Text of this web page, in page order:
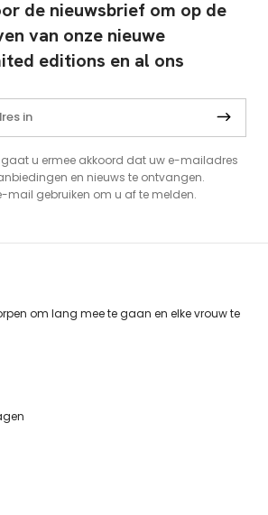
de nieuwsbrief om op de
van onze nieuwe
editions en al ons
gaat u ermee akkoord dat uw e-mailadres
en nieuws te ontvangen.
mail gebruiken om u af te melden.
om lang mee te gaan en elke vrouw te